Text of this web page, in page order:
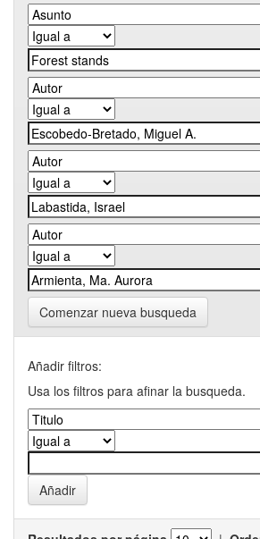
Comenzar nueva busqueda
Añadir filtros:
Usa los filtros para afinar la busqueda.